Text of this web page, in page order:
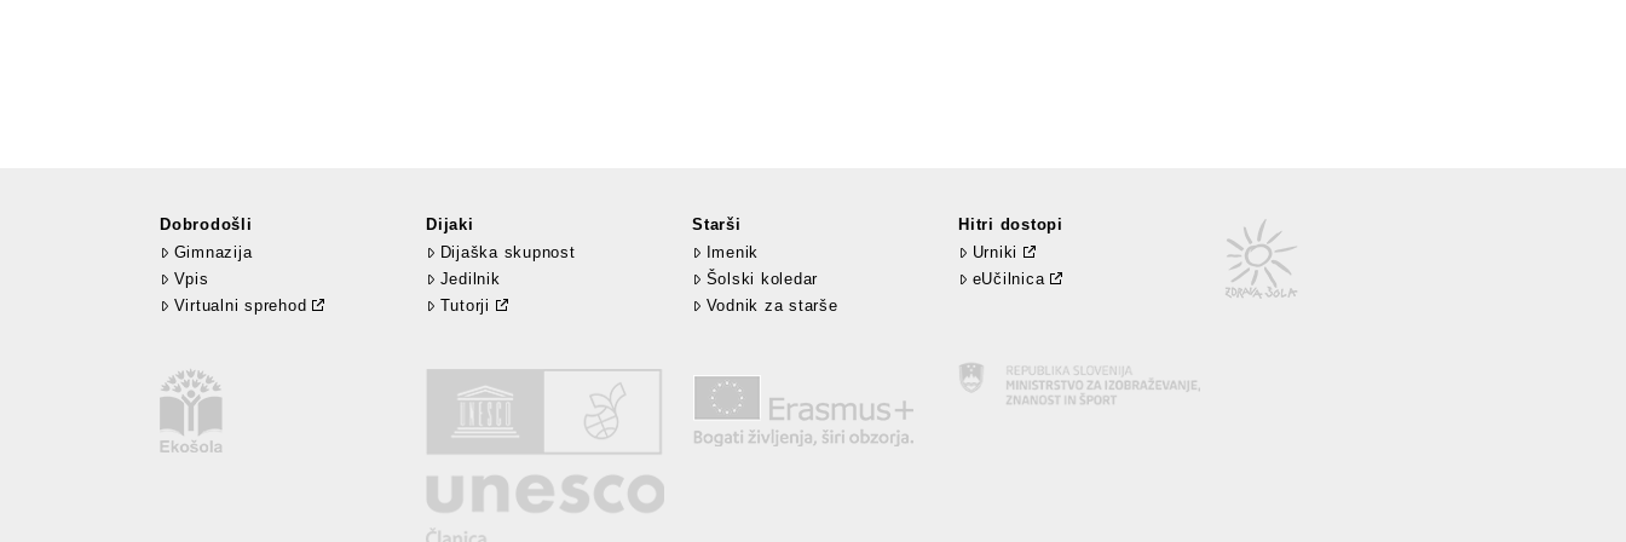
Dobrodošli
Gimnazija
Vpis
Virtualni sprehod
Dijaki
Dijaška skupnost
Jedilnik
Tutorji
Starši
Imenik
Šolski koledar
Vodnik za starše
Hitri dostopi
Urniki
eUčilnica